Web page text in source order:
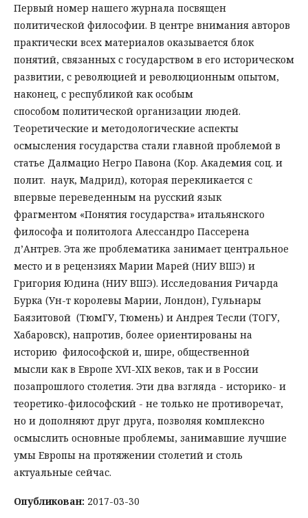
Первый номер нашего журнала посвящен
политической философии. В центре внимания авторов
практически всех материалов оказывается блок
понятий, связанных с государством в его историческом
развитии, с революцией и революционным опытом,
наконец, с республикой как особым
способом политической организации людей.
Теоретические и методологические аспекты
осмысления государства стали главной проблемой в
статье Далмацио Негро Павона (Кор. Академия соц. и
полит. наук, Мадрид), которая перекликается с
впервые переведенным на русский язык
фрагментом «Понятия государства» итальянского
философа и политолога Алессандро Пассерена
д’Антрев. Эта же проблематика занимает центральное
место и в рецензиях Марии Марей (НИУ ВШЭ) и
Григория Юдина (НИУ ВШЭ). Исследования Ричарда
Бурка (Ун-т королевы Марии, Лондон), Гульнары
Баязитовой (ТюмГУ, Тюмень) и Андрея Тесли (ТОГУ,
Хабаровск), напротив, более ориентированы на
историю философской и, шире, общественной
мысли как в Европе XVI-XIX веков, так и в России
позапрошлого столетия. Эти два взгляда - историко- и
теоретико-философский - не только не противоречат,
но и дополняют друг друга, позволяя комплексно
осмыслить основные проблемы, занимавшие лучшие
умы Европы на протяжении столетий и столь
актуальные сейчас.
Опубликован: 2017-03-30